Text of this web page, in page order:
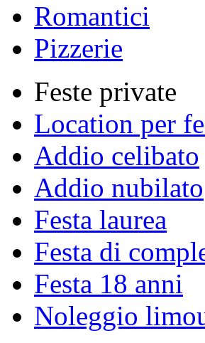
Romantici
Pizzerie
Feste private
Location per
Addio celibato
Addio nubilato
Festa laurea
Festa di
Festa 18 anni
Noleggio